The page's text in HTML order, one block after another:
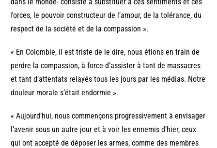
forces, le pouvoir constructeur de l’amour, de la tolérance, du
respect de la société et de la compassion ».
« En Colombie, il est triste de le dire, nous étions en train de
perdre la compassion, à force d’assister à tant de massacres
et tant d’attentats relayés tous les jours par les médias. Notre
douleur morale s’était endormie ».
« Aujourd’hui, nous commençons progressivement à envisager
l’avenir sous un autre jour et à voir les ennemis d’hier, ceux
qui ont accepté de déposer les armes, comme des membres